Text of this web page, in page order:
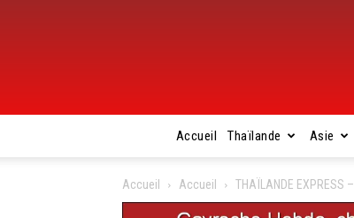
Accueil Thaïlande Asie
Accueil Accueil THAÏLANDE